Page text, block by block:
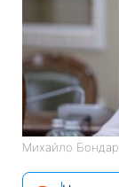
Михайло Бондар